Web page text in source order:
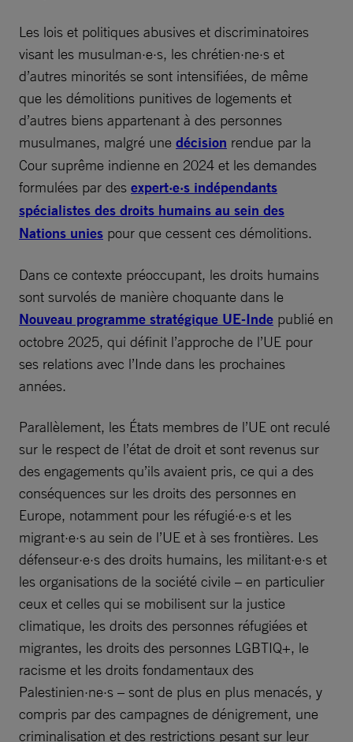
Les lois et politiques abusives et discriminatoires
visant les musulman·e·s, les chrétien·ne·s et
d’autres minorités se sont intensifiées, de même
que les démolitions punitives de logements et
d’autres biens appartenant à des personnes
musulmanes, malgré une décision rendue par la
Cour suprême indienne en 2024 et les demandes
formulées par des expert·e·s indépendants
spécialistes des droits humains au sein des
Nations unies pour que cessent ces démolitions.
Dans ce contexte préoccupant, les droits humains
sont survolés de manière choquante dans le
Nouveau programme stratégique UE-Inde publié en
octobre 2025, qui définit l’approche de l’UE pour
ses relations avec l’Inde dans les prochaines
années.
Parallèlement, les États membres de l’UE ont reculé
sur le respect de l’état de droit et sont revenus sur
des engagements qu’ils avaient pris, ce qui a des
conséquences sur les droits des personnes en
Europe, notamment pour les réfugié·e·s et les
migrant·e·s au sein de l’UE et à ses frontières. Les
défenseur·e·s des droits humains, les militant·e·s et
les organisations de la société civile – en particulier
ceux et celles qui se mobilisent sur la justice
climatique, les droits des personnes réfugiées et
migrantes, les droits des personnes LGBTIQ+, le
racisme et les droits fondamentaux des
Palestinien·ne·s – sont de plus en plus menacés, y
compris par des campagnes de dénigrement, une
criminalisation et des restrictions pesant sur leur